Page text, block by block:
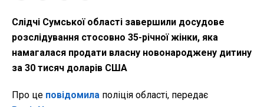
Слідчі Сумської області завершили досудове
розслідування стосовно 35-річної жінки, яка
намагалася продати власну новонароджену дитину
за 30 тисяч доларів США
Про це повідомила поліція області, передає